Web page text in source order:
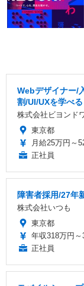
Webデザイナー/
割/UI/UXを学べる
株式会社ビヨンド
東京都
月給25万円～
正社員
障害者採用/27年
株式会社いつも
東京都
年収318万円～
正社員